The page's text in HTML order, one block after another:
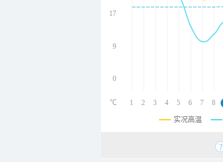
17
9
0
1 2 3 4 5 6 7 8
℃
实况高温